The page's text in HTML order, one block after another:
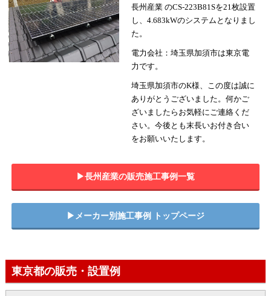
長州産業 のCS-223B81Sを21枚設置
し、4.683kWのシステムとなりまし
た。
電力会社：埼玉県加須市は東京電
力です。
埼玉県加須市のK様、この度は誠に
ありがとうございました。何かご
ざいましたらお気軽にご連絡くだ
さい。今後とも末長いお付き合い
をお願いいたします。
▶︎長州産業の販売施工事例一覧
▶︎メーカー別施工事例 トップページ
東京都の販売・設置例